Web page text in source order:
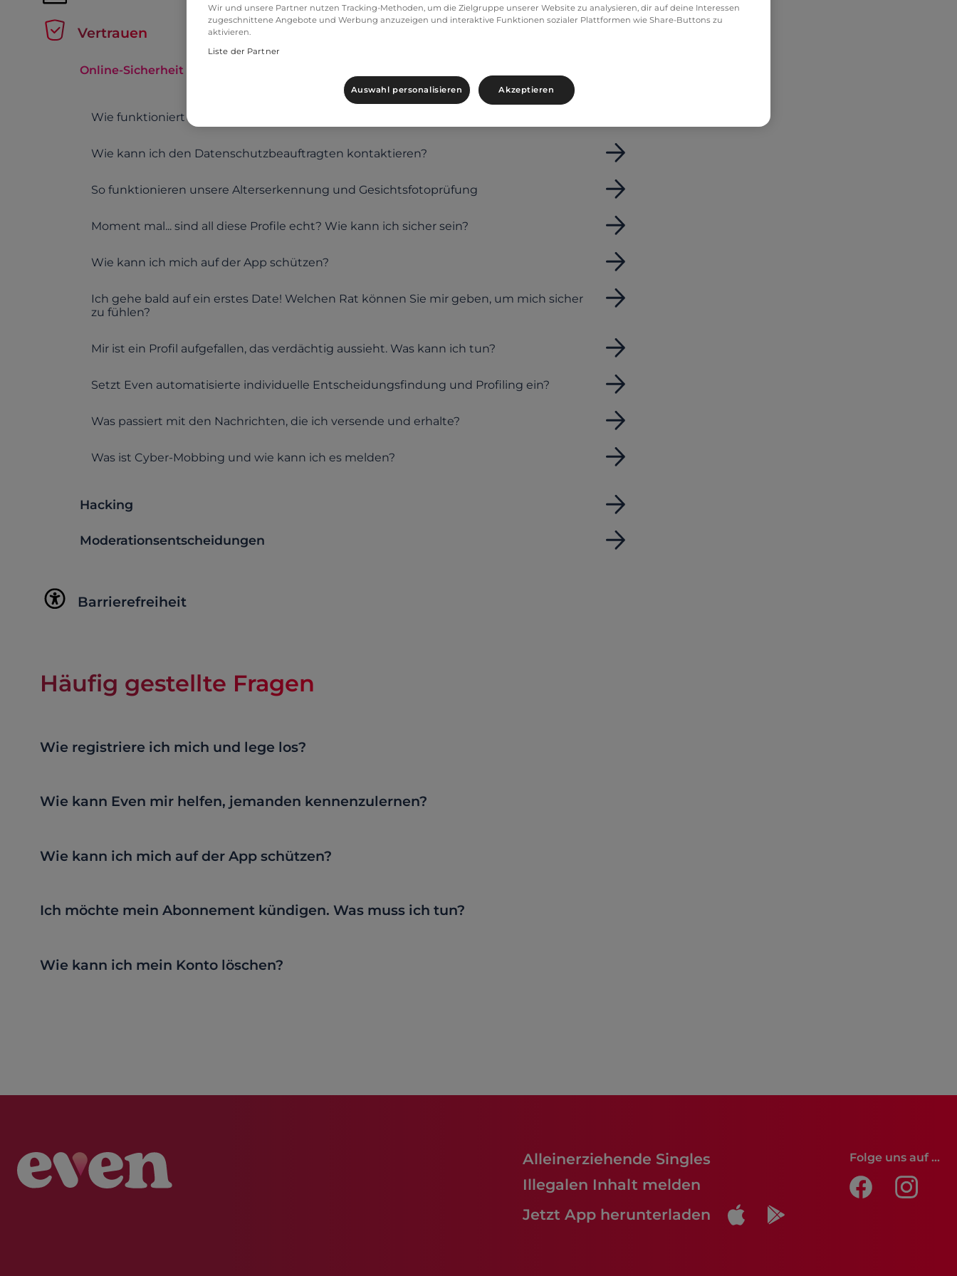
Vertrauen
Online-Sicherheit
Wie funktioniert die Fotoverifizierung?
Wie kann ich den Datenschutzbeauftragten kontaktieren?
So funktionieren unsere Alterserkennung und Gesichtsfotoprüfung
Moment mal... sind all diese Profile echt? Wie kann ich sicher sein?
Wie kann ich mich auf der App schützen?
Ich gehe bald auf ein erstes Date! Welchen Rat können Sie mir geben, um mich sicher
zu fühlen?
Mir ist ein Profil aufgefallen, das verdächtig aussieht. Was kann ich tun?
Setzt Even automatisierte individuelle Entscheidungsfindung und Profiling ein?
Was passiert mit den Nachrichten, die ich versende und erhalte?
Was ist Cyber-Mobbing und wie kann ich es melden?
Hacking
Moderationsentscheidungen
Barrierefreiheit
Häufig gestellte Fragen
Wie registriere ich mich und lege los?
Wie kann Even mir helfen, jemanden kennenzulernen?
Wie kann ich mich auf der App schützen?
Ich möchte mein Abonnement kündigen. Was muss ich tun?
Wie kann ich mein Konto löschen?
Alleinerziehende Singles
Illegalen Inhalt melden
Jetzt App herunterladen
Folge uns auf ...
Wir und unsere Partner nutzen Tracking-Methoden, um die Zielgruppe unserer Website zu analysieren, dir auf deine Interessen
zugeschnittene Angebote und Werbung anzuzeigen und interaktive Funktionen sozialer Plattformen wie Share-Buttons zu
aktivieren.
Liste der Partner
Auswahl personalisieren Akzeptieren